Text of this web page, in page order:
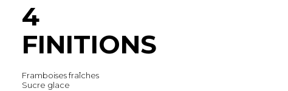
4
FINITIONS
Framboises fraîches
Sucre glace